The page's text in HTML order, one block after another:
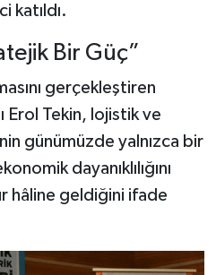
katıldı.
Bir Güç”
gerçekleştiren
Erol Tekin, lojistik ve
günümüzde yalnızca bir
dayanıklılığını
hâline geldiğini ifade